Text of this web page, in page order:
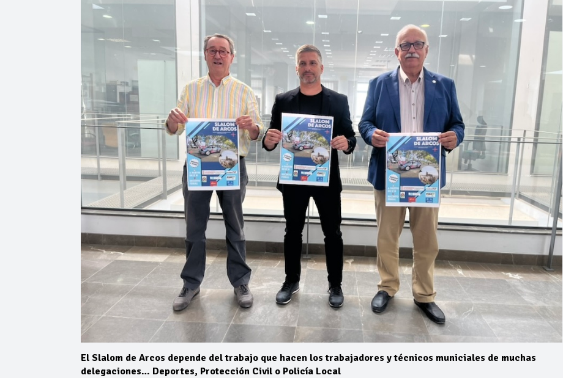
El Slalom de Arcos depende del trabajo que hacen los trabajadores y técnicos municiales de muchas
delegaciones… Deportes, Protección Civil o Policía Local